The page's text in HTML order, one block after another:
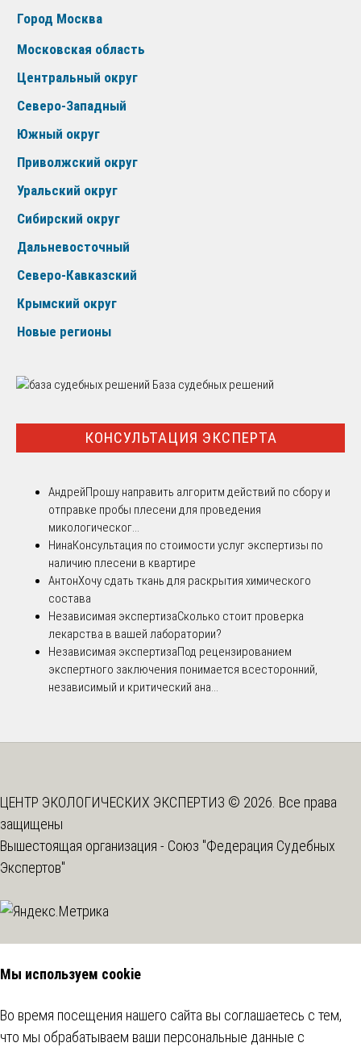
Город Москва
Московская область
Центральный округ
Северо-Западный
Южный округ
Приволжский округ
Уральский округ
Сибирский округ
Дальневосточный
Северо-Кавказский
Крымский округ
Новые регионы
База судебных решений
КОНСУЛЬТАЦИЯ ЭКСПЕРТА
АндрейПрошу направить алгоритм действий по сбору и
отправке пробы плесени для проведения
микологическог...
НинаКонсультация по стоимости услуг экспертизы по
наличию плесени в квартире
АнтонХочу сдать ткань для раскрытия химического
состава
Независимая экспертизаСколько стоит проверка
лекарства в вашей лаборатории?
Независимая экспертизаПод рецензированием
экспертного заключения понимается всесторонний,
независимый и критический ана...
ЦЕНТР ЭКОЛОГИЧЕСКИХ ЭКСПЕРТИЗ © 2026. Все права
защищены
Вышестоящая организация - Союз "Федерация Судебных
Экспертов"
Мы используем cookie
Во время посещения нашего сайта вы соглашаетесь с тем,
что мы обрабатываем ваши персональные данные с